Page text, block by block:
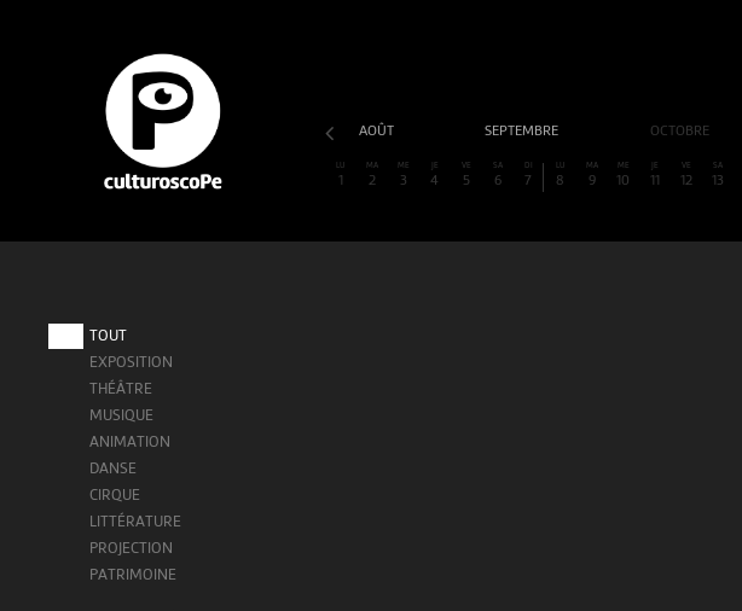
AOÛT SEPTEMBRE OCTOBRE
LU
1
MA
2
ME
3
JE
4
VE
5
SA
6
DI
7
LU
8
MA
9
ME
10
JE
11
VE
12
SA
13
TOUT
EXPOSITION
THÉÂTRE
MUSIQUE
ANIMATION
DANSE
CIRQUE
LITTÉRATURE
PROJECTION
PATRIMOINE